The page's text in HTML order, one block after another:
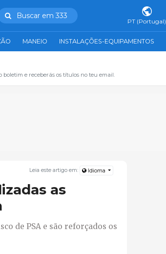
Buscar em 333
PT (Portugal)
MANEIO INSTALAÇÕES-EQUIPAMENTOS
boletim e receberás os títulos no teu email.
Leia este artigo em: Idioma
as
de PSA e são reforçados os